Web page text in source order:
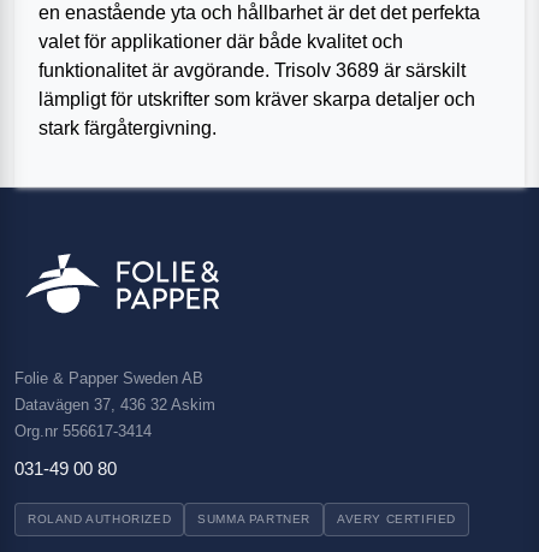
en enastående yta och hållbarhet är det det perfekta
valet för applikationer där både kvalitet och
funktionalitet är avgörande. Trisolv 3689 är särskilt
lämpligt för utskrifter som kräver skarpa detaljer och
stark färgåtergivning.
Folie & Papper Sweden AB
Datavägen 37, 436 32 Askim
Org.nr 556617-3414
031-49 00 80
ROLAND AUTHORIZED SUMMA PARTNER AVERY CERTIFIED